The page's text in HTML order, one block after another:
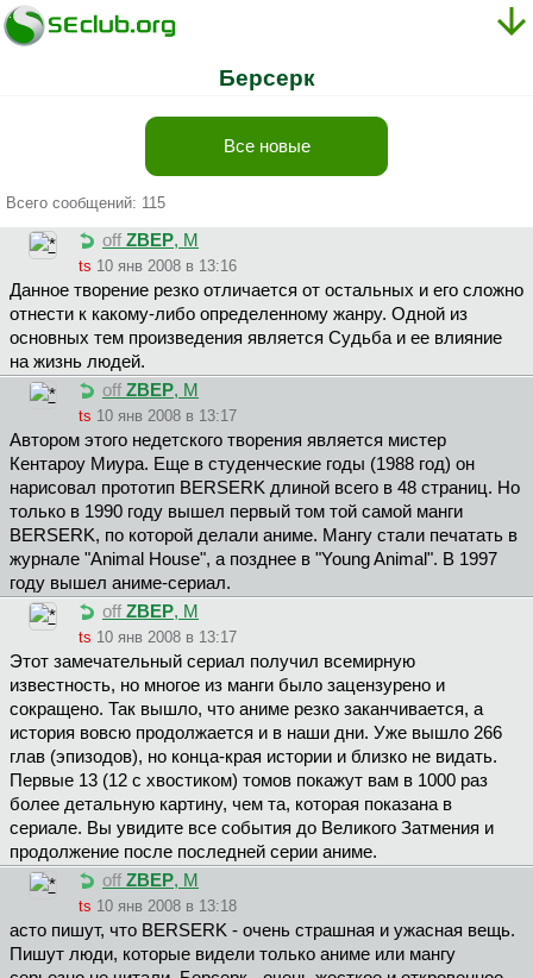
Берсерк
Все новые
Всего сообщений: 115
off ZBEP, М
ts 10 янв 2008 в 13:16
Данное творение резко отличается от остальных и его сложно
отнести к какому-либо определенному жанру. Одной из
основных тем произведения является Судьба и ее влияние
на жизнь людей.
off ZBEP, М
ts 10 янв 2008 в 13:17
Автором этого недетского творения является мистер
Кентароу Миура. Еще в студенческие годы (1988 год) он
нарисовал прототип BERSERK длиной всего в 48 страниц. Но
только в 1990 году вышел первый том той самой манги
BERSERK, по которой делали аниме. Мангу стали печатать в
журнале "Animal House", а позднее в "Young Animal". В 1997
году вышел аниме-сериал.
off ZBEP, М
ts 10 янв 2008 в 13:17
Этот замечательный сериал получил всемирную
известность, но многое из манги было зацензурено и
сокращено. Так вышло, что аниме резко заканчивается, а
история вовсю продолжается и в наши дни. Уже вышло 266
глав (эпизодов), но конца-края истории и близко не видать.
Первые 13 (12 с хвостиком) томов покажут вам в 1000 раз
более детальную картину, чем та, которая показана в
сериале. Вы увидите все события до Великого Затмения и
продолжение после последней серии аниме.
off ZBEP, М
ts 10 янв 2008 в 13:18
асто пишут, что BERSERK - очень страшная и ужасная вещь.
Пишут люди, которые видели только аниме или мангу